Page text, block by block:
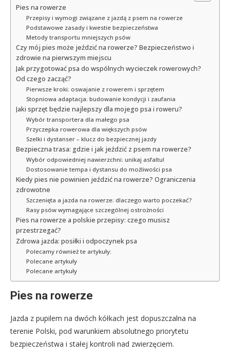
Pies na rowerze
Przepisy i wymogi związane z jazdą z psem na rowerze
Podstawowe zasady i kwestie bezpieczeństwa
Metody transportu mniejszych psów
Czy mój pies może jeździć na rowerze? Bezpieczeństwo i
zdrowie na pierwszym miejscu
Jak przygotować psa do wspólnych wycieczek rowerowych?
Od czego zacząć?
Pierwsze kroki: oswajanie z rowerem i sprzętem
Stopniowa adaptacja: budowanie kondycji i zaufania
Jaki sprzęt będzie najlepszy dla mojego psa i roweru?
Wybór transportera dla małego psa
Przyczepka rowerowa dla większych psów
Szelki i dystanser – klucz do bezpiecznej jazdy
Bezpieczna trasa: gdzie i jak jeździć z psem na rowerze?
Wybór odpowiedniej nawierzchni: unikaj asfaltu!
Dostosowanie tempa i dystansu do możliwości psa
Kiedy pies nie powinien jeździć na rowerze? Ograniczenia
zdrowotne
Szczenięta a jazda na rowerze: dlaczego warto poczekać?
Rasy psów wymagające szczególnej ostrożności
Pies na rowerze a polskie przepisy: czego musisz
przestrzegać?
Zdrowa jazda: posiłki i odpoczynek psa
Polecamy również te artykuły:
Polecane artykuły
Polecane artykuły
Pies na rowerze
Jazda z pupilem na dwóch kółkach jest dopuszczalna na
terenie Polski, pod warunkiem absolutnego priorytetu
bezpieczeństwa i stałej kontroli nad zwierzęciem.